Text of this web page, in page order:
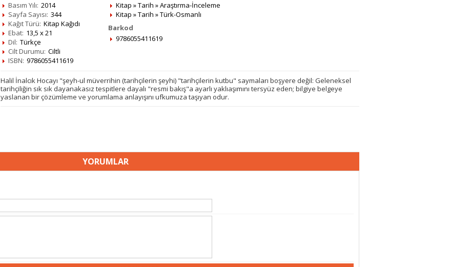
Basım Yılı: 2014
Sayfa Sayısı: 344
Kağıt Türü: Kitap Kağıdı
Ebat: 13,5 x 21
Dil: Türkçe
Cilt Durumu: Ciltli
ISBN: 9786055411619
Kitap »Tarih »Araştırma-İnceleme
Kitap »Tarih »Türk-Osmanlı
Barkod
9786055411619
Halil İnalcık Hocayı "şeyh-ul müverrihin (tarihçilerin şeyhi) "tarihçilerin kutbu" saymaları boşyere değil: Geleneksel
tarihçiliğin sık sık dayanakasız tespitlere dayalı "resmi bakış"a ayarlı yaklıaşımını tersyüz eden; bilgiye belgeye
yaslanan bir çözümleme ve yorumlama anlayışını ufkumuza taşıyan odur.
YORUMLAR